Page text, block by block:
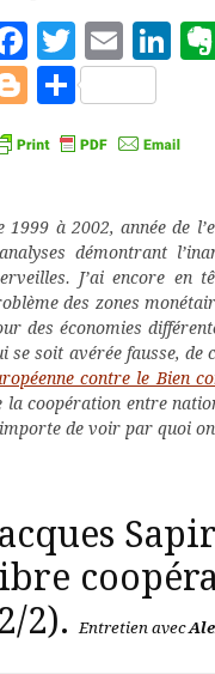
Facebook
Twitter
Blogger
Partager
1999 à 2002, année de
démontrant
J’ai encore en
des zones
des économies
se soit avérée fausse, de
contre le Bien
la coopération entre
de voir par quoi
2).
Entretien avec